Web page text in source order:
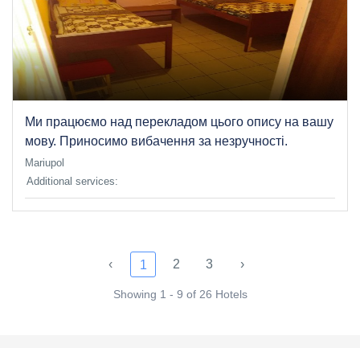
Ми працюємо над перекладом цього опису на вашу
мову. Приносимо вибачення за незручності.
Additional services:
Mariupol
‹ 1 2 3 ›
Showing 1 - 9 of 26 Hotels